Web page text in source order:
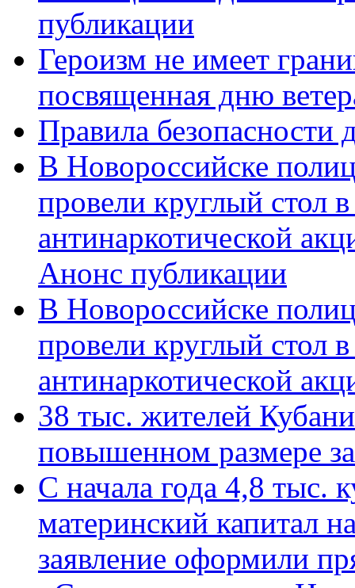
публикации
Героизм не имеет
посвященная дню
Правила безопасности
В Новороссийске
провели круглый стол
антинаркотической
Анонс публикации
В Новороссийске
провели круглый стол
антинаркотической
38 тыс. жителей
повышенном размере
С начала года 4,8 тыс.
материнский капитал
заявление оформили